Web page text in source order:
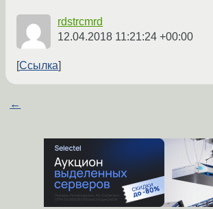
rdstrcmrd
12.04.2018 11:21:24 +00:00
Ссылка
←